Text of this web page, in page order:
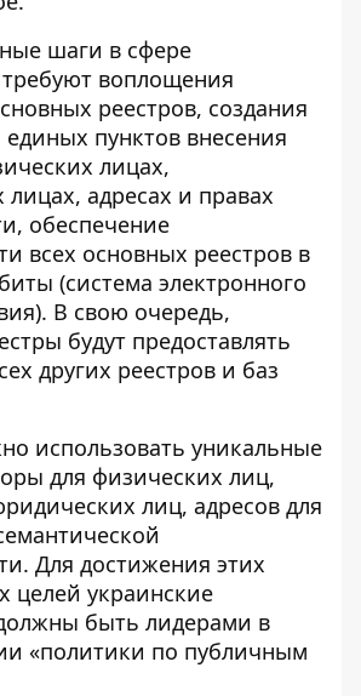
шаги в сфере
воплощения
реестров, создания
пунктов внесения
лицах,
адресах и правах
обеспечение
всех основных реестров в
(система электронного
В свою очередь,
будут предоставлять
других реестров и баз
использовать уникальные
для физических лиц,
лиц, адресов для
Для достижения этих
целей украинские
быть лидерами в
«политики по публичным